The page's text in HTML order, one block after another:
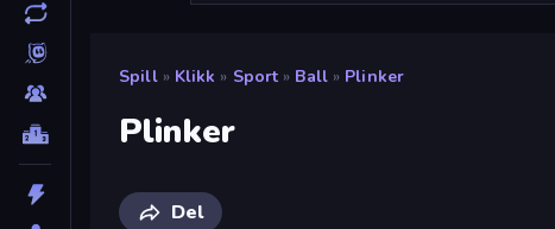
Spill » Klikk » Sport » Ball » Plinker
Plinker
Del